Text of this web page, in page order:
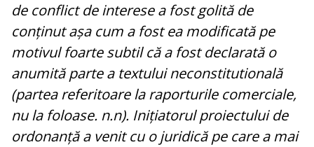
de conflict de interese a fost golită de
conținut așa cum a fost ea modificată pe
motivul foarte subtil că a fost declarată o
anumită parte a textului neconstitutională
(partea referitoare la raporturile comerciale,
nu la foloase. n.n). Inițiatorul proiectului de
ordonanță a venit cu o juridică pe care a mai